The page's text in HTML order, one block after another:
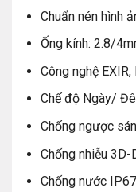
Mắt camera
Ổ cứng lưu trữ
Đầu ghi 16 kênh
Nguồn camera:
Switch 16 cổng:
Thông số kỹ
Hikvision IP
Chuẩn nén hình
Ống kính: 2.8/
Công nghệ
Chế độ Ngày/
Chống ngược
Chống nhiễu 3D-
Chống nước